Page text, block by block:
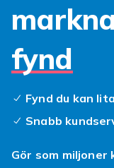
fynd
Fynd du kan
Snabb
Gör som